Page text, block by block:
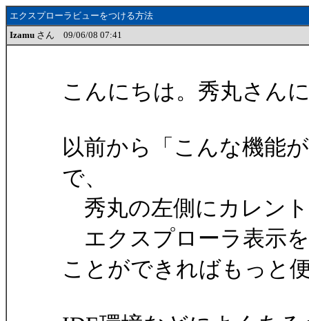
エクスプローラビューをつける方法
Izamu さん 09/06/08 07:41
こんにちは。秀丸さん
以前から「こんな機能
で、
秀丸の左側にカレン
エクスプローラ表示
ことができればもっと